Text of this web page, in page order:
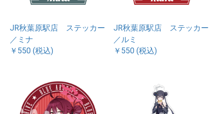
JR秋葉原駅店 ステッカー
／ミナ
￥550 (税込)
JR秋葉原駅店 ステッカー
／ルミ
￥550 (税込)